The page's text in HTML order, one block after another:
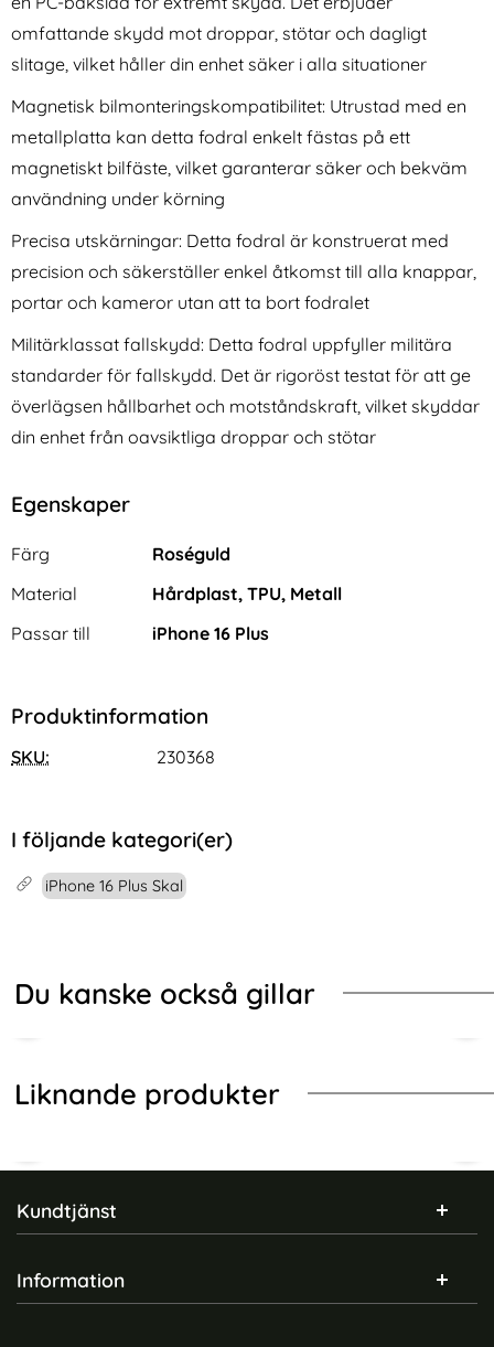
I Härdat Glas
2-Pack iPhone 17 Pro Max
Linsskydd I Härdat Glas
rea pris
111 krtidigare pris
111 kr
Tillgänglighet:
I lager
Köp
Pack iPhone 17 Pro Max Linsskydd I Härdat Glas
3-Pack iPhone 17 Pro Max
Linsskydd I Härdat Glas
rea pris
111 krtidigare pris
111 kr
Tillgänglighet:
I lager
Köp
3-Pack iPhone 17 Pro Max
omfattande skydd mot droppar, stötar och dagligt
slitage, vilket håller din enhet säker i alla situationer
Magnetisk bilmonteringskompatibilitet: Utrustad med en
metallplatta kan detta fodral enkelt fästas på ett
magnetiskt bilfäste, vilket garanterar säker och bekväm
användning under körning
Precisa utskärningar: Detta fodral är konstruerat med
precision och säkerställer enkel åtkomst till alla knappar,
portar och kameror utan att ta bort fodralet
Militärklassat fallskydd: Detta fodral uppfyller militära
standarder för fallskydd. Det är rigoröst testat för att ge
överlägsen hållbarhet och motståndskraft, vilket skyddar
din enhet från oavsiktliga droppar och stötar
Egenskaper
Egenskaper/attribut för denna produkt
Attribut
Färg
Roséguld
Material
Hårdplast, TPU, Metall
Passar till
iPhone 16 Plus
Produktinformation
SKU: 230368
I följande kategori(er)
iPhone 16 Plus Skal
Du kanske också gillar
Liknande produkter
Sidfot Blandad info och länkar
Kundtjänst
Information